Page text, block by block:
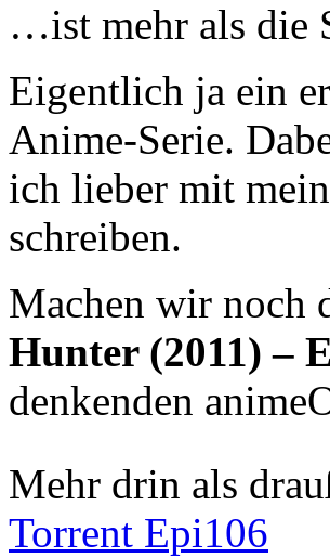
…ist mehr als die
Eigentlich ja ein
Anime-Serie.
ich lieber mit
schreiben.
Machen wir noch
Hunter (2011) –
denkenden
Mehr drin als
Torrent Epi106